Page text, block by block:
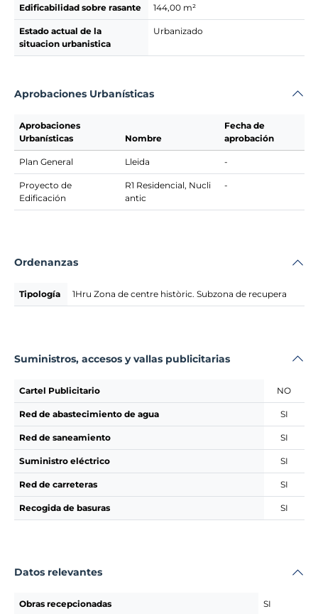
Edificabilidad sobre rasante 144,00 m²
Estado actual de la
situacion urbanistica
Urbanizado
Aprobaciones Urbanísticas
Aprobaciones
Urbanísticas
Nombre
Fecha de
aprobación
Plan General Lleida -
Proyecto de
Edificación
R1 Residencial, Nucli
antic
-
Ordenanzas
Tipología 1Hru Zona de centre històric. Subzona de recupera
Suministros, accesos y vallas publicitarias
Cartel Publicitario NO
Red de abastecimiento de agua SI
Red de saneamiento SI
Suministro eléctrico SI
Red de carreteras SI
Recogida de basuras SI
Datos relevantes
Obras recepcionadas SI